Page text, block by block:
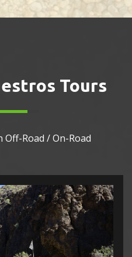
Tours
Road / On-Road